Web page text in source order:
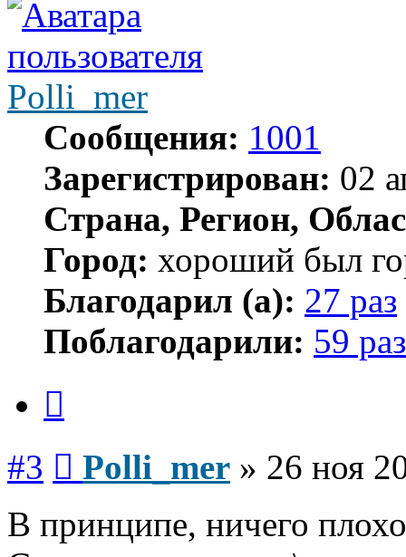
Polli_mer
Сообщения: 1001
Зарегистрирован: 02
Страна, Регион,
Город: хороший был
Благодарил (а): 27 раз
Поблагодарили: 59 раз
#3 Polli_mer » 26 ноя
В принципе, ничего